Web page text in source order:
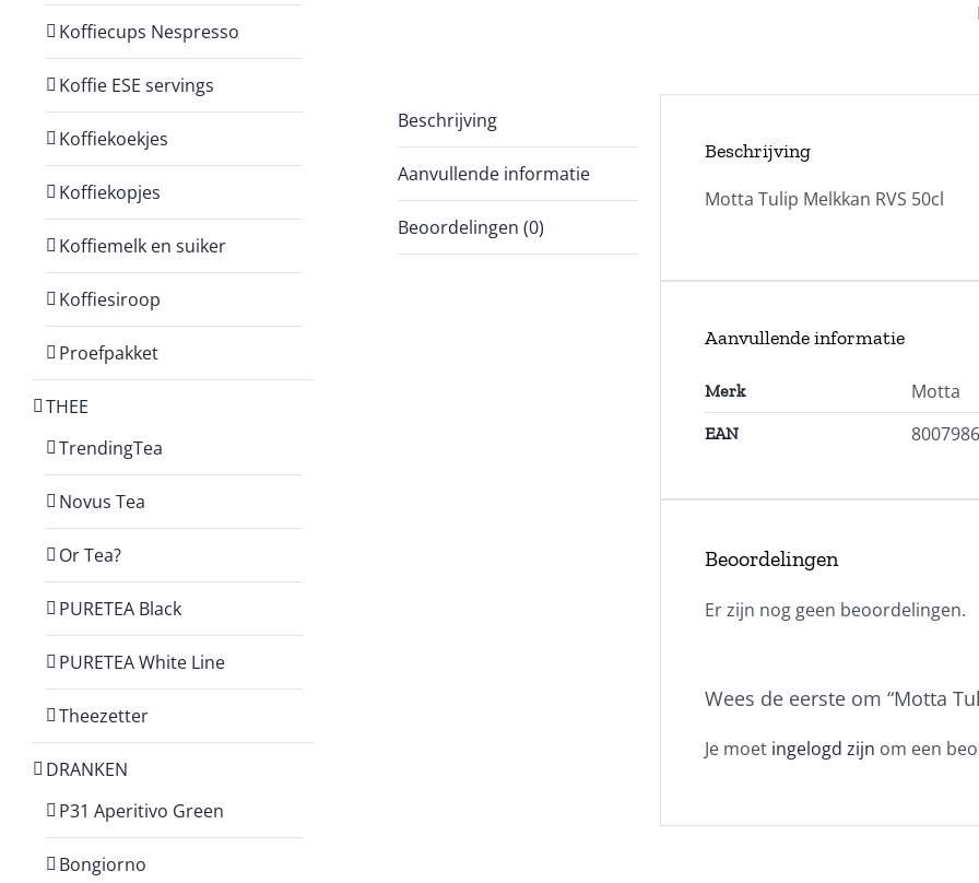
Beschrijving
Aanvullende informatie
Beoordelingen (0)
Beschrijving
Motta Tulip Melkkan RVS 50cl
Aanvullende informatie
Merk Motta
EAN
Beoordelingen
Er zijn nog geen beoordelingen.
Wees de eerste om “Motta
Je moet ingelogd zijn om een
Koffiecups Nespresso
Koffie ESE servings
Koffiekoekjes
Koffiekopjes
Koffiemelk en suiker
Koffiesiroop
Proefpakket
THEE
TrendingTea
Novus Tea
Or Tea?
PURETEA Black
PURETEA White Line
Theezetter
DRANKEN
P31 Aperitivo Green
Bongiorno